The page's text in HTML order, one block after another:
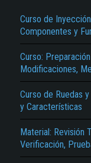
Curso de
Componentes y
Curso:
Modificaciones,
Curso de Ruedas
y Características
Material: Revisión
Verificación,